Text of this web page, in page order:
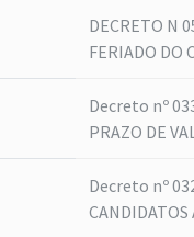
DECRETO N
FERIADO DO
Decreto nº
PRAZO DE
Decreto nº
CANDIDATOS